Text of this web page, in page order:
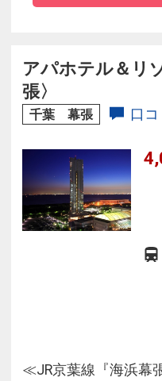
アパホテル＆リ
張〉
千葉 幕張 口
≪JR京葉線『海浜幕